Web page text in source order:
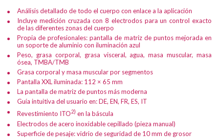
Análisis detallado de todo el cuerpo con enlace a la aplicación
Incluye medición cruzada con 8 electrodos para un control exacto
de las diferentes zonas del cuerpo
Propia de profesionales: pantalla de matriz de puntos mejorada en
un soporte de aluminio con iluminación azul
Peso, grasa corporal, grasa visceral, agua, masa muscular, masa
ósea, TMBA/TMB
Grasa corporal y masa muscular por segmentos
Pantalla XXL iluminada: 112 × 65 mm
La pantalla de matriz de puntos más moderna
Guía intuitiva del usuario en: DE, EN, FR, ES, IT
Revestimiento ITO2) en la báscula
Electrodos de acero inoxidable cepillado (pieza manual)
Superficie de pesaje: vidrio de seguridad de 10 mm de grosor